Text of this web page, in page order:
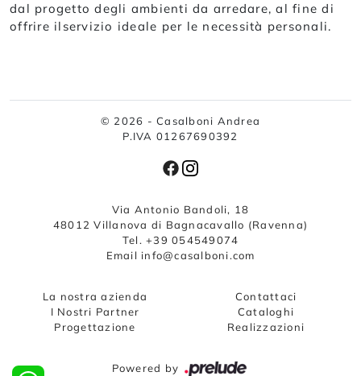
dal progetto degli ambienti da arredare, al fine di
offrire ilservizio ideale per le necessità personali.
© 2026 - Casalboni Andrea
P.IVA 01267690392
Via Antonio Bandoli, 18
48012 Villanova di Bagnacavallo (Ravenna)
Tel. +39 054549074
Email info@casalboni.com
La nostra azienda
I Nostri Partner
Progettazione
Contattaci
Cataloghi
Realizzazioni
Powered by